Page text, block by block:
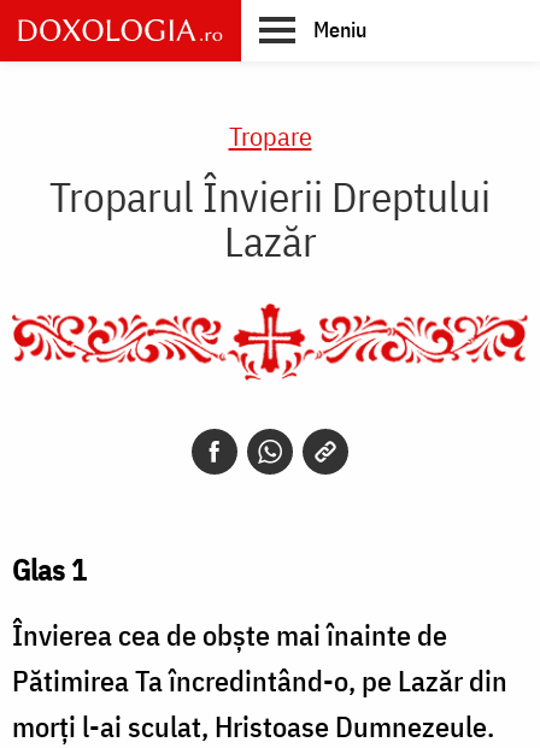
Skip
to
main
Meniu
Tropare
Troparul Învierii Dreptului
Lazăr
Glas 1
Învierea cea de obște mai înainte de
Pătimirea Ta încredintând-o, pe Lazăr din
morți l-ai sculat, Hristoase Dumnezeule.